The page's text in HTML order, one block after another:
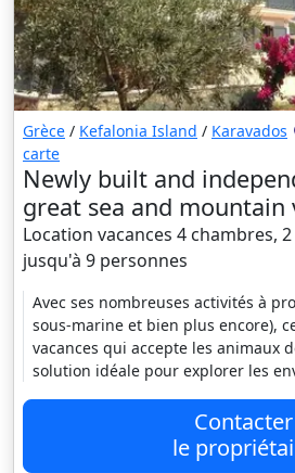
Grèce / Kefalonia Island / Karavados
carte
Newly built and
great sea and mountain
Location vacances 4 chambres,
jusqu'à 9 personnes
Avec ses nombreuses activités à
sous-marine et bien plus encore),
vacances qui accepte les animaux
solution idéale pour explorer les
Contacter
le